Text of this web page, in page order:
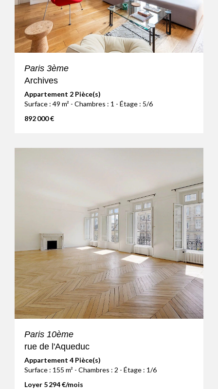
Paris 3ème
Archives
Appartement 2 Pièce(s)
Surface : 49 m² - Chambres : 1 - Étage : 5/6
892 000 €
Paris 10ème
rue de l'Aqueduc
Appartement 4 Pièce(s)
Surface : 155 m² - Chambres : 2 - Étage : 1/6
Loyer 5 294 €/mois